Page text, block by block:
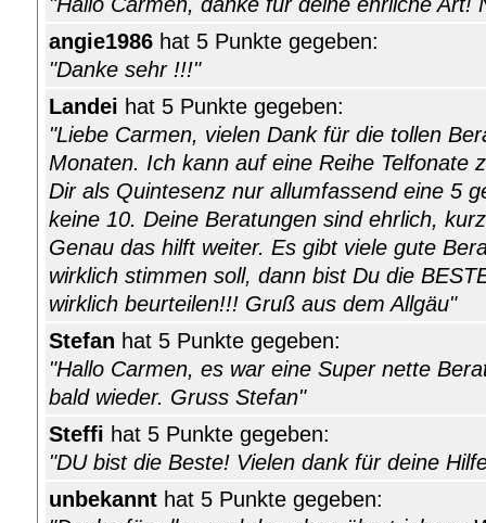
"Hallo Carmen, danke für deine ehrliche Art!
angie1986 hat 5 Punkte gegeben:
"Danke sehr !!!"
Landei hat 5 Punkte gegeben:
"Liebe Carmen, vielen Dank für die tollen
Monaten. Ich kann auf eine Reihe Telfonate
Dir als Quintesenz nur allumfassend eine 5
keine 10. Deine Beratungen sind ehrlich,
Genau das hilft weiter. Es gibt viele gute
wirklich stimmen soll, dann bist Du die
wirklich beurteilen!!! Gruß aus dem Allgäu"
Stefan hat 5 Punkte gegeben:
"Hallo Carmen, es war eine Super nette
bald wieder. Gruss Stefan"
Steffi hat 5 Punkte gegeben:
"DU bist die Beste! Vielen dank für deine
unbekannt hat 5 Punkte gegeben: